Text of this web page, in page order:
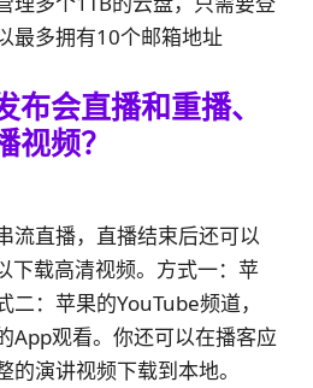
最多拥有10个邮箱地址
布会直播和重播、
视频？
流直播，直播结束后还可以
下载高清视频。方式一：苹
：苹果的YouTube频道，
App观看。你还可以在播客应
的演讲视频下载到本地。